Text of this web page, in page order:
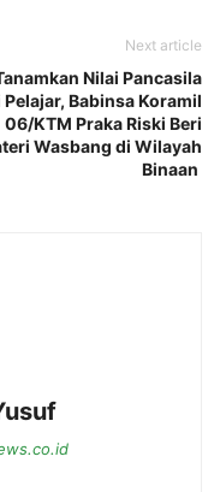
Next article
Nilai Pancasila
Pelajar, Babinsa Koramil
06/KTM Praka Riski Beri
Wasbang di Wilayah
Binaan